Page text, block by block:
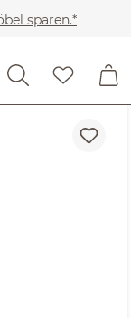
sparen.*
5 Sternen